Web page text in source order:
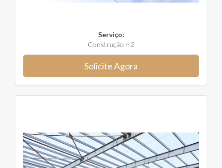
Serviço:
Construção m2
Solicite Agora